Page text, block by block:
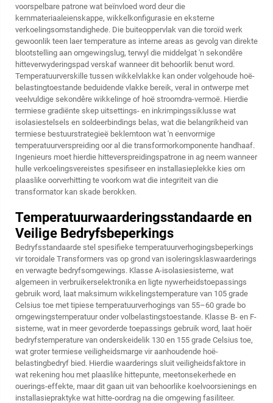
voorspelbare patrone wat beïnvloed word deur die
kernmateriaaleienskappe, wikkelkonfigurasie en eksterne
verkoelingsomstandighede. Die buiteoppervlak van die toroïd werk
gewoonlik teen laer temperature as interne areas as gevolg van direkte
blootstelling aan omgewingslug, terwyl die middelgat 'n sekondêre
hitteverwyderingspad verskaf wanneer dit behoorlik benut word.
Temperatuurverskille tussen wikkelvlakke kan onder volgehoude hoë-
belastingtoestande beduidende vlakke bereik, veral in ontwerpe met
veelvuldige sekondêre wikkelinge of hoë stroomdra-vermoë. Hierdie
termiese gradiënte skep uitsettings- en inkrimpingssiklusse wat
isolasiestelsels en soldeerbindings belas, wat die belangrikheid van
termiese bestuurstrategieë beklemtoon wat 'n eenvormige
temperatuurverspreiding oor al die transformorkomponente handhaaf.
Ingenieurs moet hierdie hitteverspreidingspatrone in ag neem wanneer
hulle verkoelingsvereistes spesifiseer en installasieplekke kies om
plaaslike oorverhitting te voorkom wat die integriteit van die
transformator kan skade berokken.
Temperatuurwaarderingsstandaarde en
Veilige Bedryfsbeperkings
Bedryfsstandaarde stel spesifieke temperatuurverhogingsbeperkings
virtoroidale Transformers vas op grond van isoleringsklaswaarderings
en verwagte bedryfsomgewings. Klasse A-isolasiesisteme, wat
algemeen in verbruikerselektronika en ligte nywerheidstoepassings
gebruik word, laat maksimum wikkelingstemperature van 105 grade
Celsius toe met tipiese temperatuurverhogings van 55–60 grade bo
omgewingstemperatuur onder volbelastingstoestande. Klasse B- en F-
sisteme, wat in meer gevorderde toepassings gebruik word, laat hoër
bedryfstemperature van onderskeidelik 130 en 155 grade Celsius toe,
wat groter termiese veiligheidsmarge vir aanhoudende hoë-
belastingbedryf bied. Hierdie waarderings sluit veiligheidsfaktore in
wat rekening hou met plaaslike hittepunte, meetonsekerhede en
ouerings-effekte, maar dit gaan uit van behoorlike koelvoorsienings en
installasiepraktyke wat hitte-oordrag na die omgewing fasiliteer.